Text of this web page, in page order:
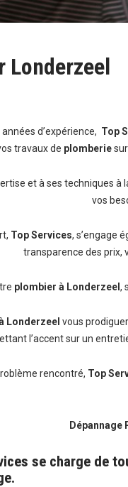
Londerzeel
d’expérience, Top
travaux de plomberiesur
et à ses techniques à
vos
Top Services, s’engage
transparence des prix,
plombier à Londerzeel,
Londerzeel vous
l’accent sur un
rencontré, Top
Dépannage
se charge de
.